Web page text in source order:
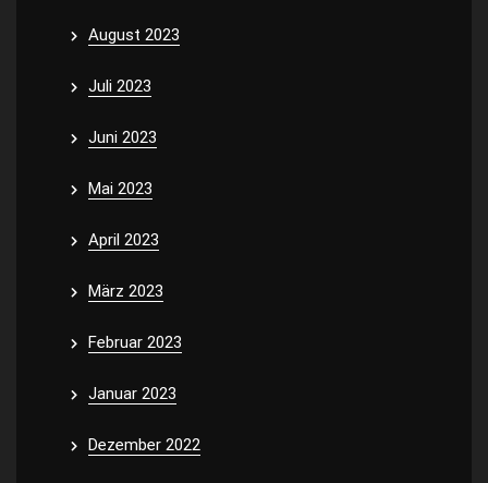
August 2023
Juli 2023
Juni 2023
Mai 2023
April 2023
März 2023
Februar 2023
Januar 2023
Dezember 2022